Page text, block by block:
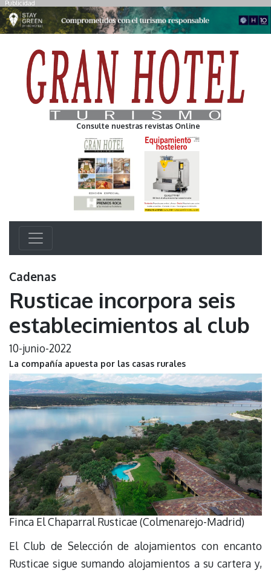
Publicidad
Consulte nuestras revistas Online
Cadenas
Rusticae incorpora seis
establecimientos al club
10-junio-2022
La compañía apuesta por las casas rurales
Finca El Chaparral Rusticae (Colmenarejo-Madrid)
El Club de Selección de alojamientos con encanto
Rusticae sigue sumando alojamientos a su cartera y,